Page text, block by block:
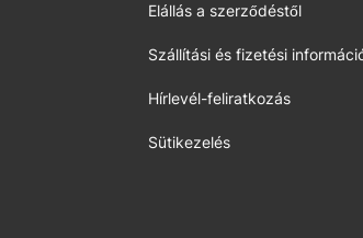
Elállás a szerződéstől
Szállítási és fizetési
Hírlevél-feliratkozás
Sütikezelés